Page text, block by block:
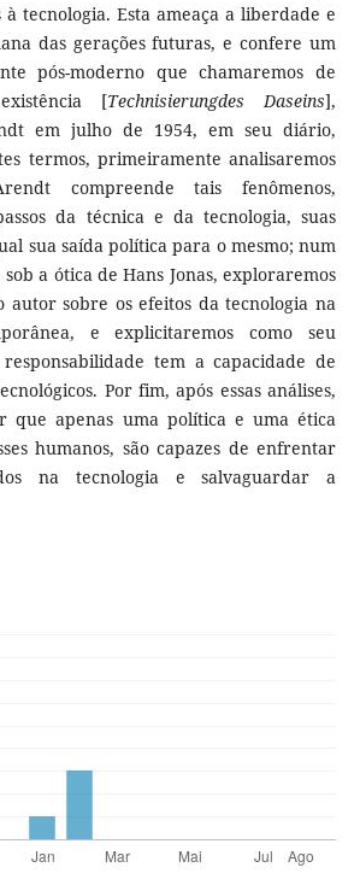
à tecnologia. Esta ameaça a liberdade e
das gerações futuras, e confere um
pós-moderno que chamaremos de
[Technisierungdes Daseins],
em julho de 1954, em seu diário,
termos, primeiramente analisaremos
compreende tais fenômenos,
da técnica e da tecnologia, suas
sua saída política para o mesmo; num
a ótica de Hans Jonas, exploraremos
autor sobre os efeitos da tecnologia na
e explicitaremos como seu
tem a capacidade de
Por fim, após essas análises,
que apenas uma política e uma ética
humanos, são capazes de enfrentar
na tecnologia e salvaguardar a